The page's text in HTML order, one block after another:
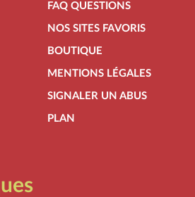
FAQ QUESTIONS
NOS SITES FAVORIS
BOUTIQUE
MENTIONS LÉGALES
SIGNALER UN ABUS
PLAN